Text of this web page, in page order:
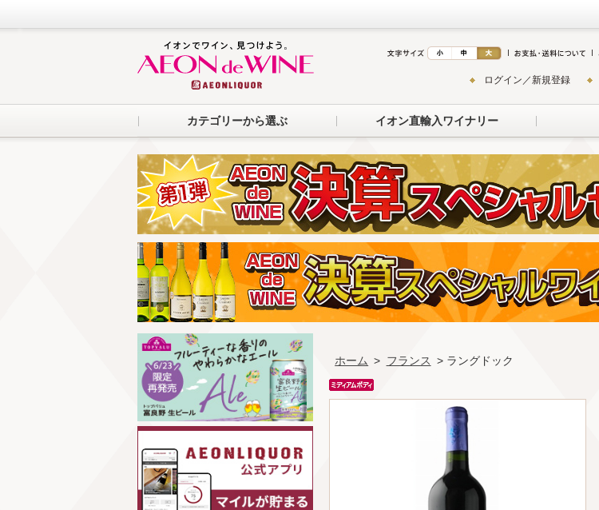
ログイン／新規登録
カテゴリーから選ぶ イオン直輸入ワイナリー
ホーム > フランス > ラングドック